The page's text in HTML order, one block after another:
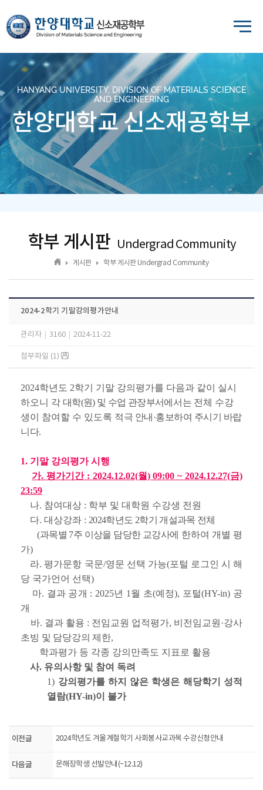
HANYANG UNIVERSITY, DIVISION OF MATERIALS SCIENCE
AND ENGINEERING
한양대학교 신소재공학부
학부 게시판 Undergrad Community
게시판 학부 게시판 Undergrad Community
2024-2학기 기말강의평가안내
관리자 3160 2024-11-22
첨부파일 (1)
2024학년도 2학기 기말 강의평가를 다음과 같이 실시
하오니 각 대학(원) 및 수업 관장부서에서는 전체 수강
생이 참여할 수 있도록 적극 안내 ·홍보하여 주시기 바랍
니다.
1. 기말 강의평가 시행
가. 평가기간 : 2024.12.02(월) 09:00 ~ 2024.12.27(금)
23:59
나. 참여대상 : 학부 및 대학원 수강생 전원
다. 대상강좌 : 2024학년도 2학기 개설과목 전체
(과목별 7주 이상을 담당한 교강사에 한하여 개별 평
가)
라. 평가문항 국문/영문 선택 가능(포털 로그인 시 해
당 국가언어 선택)
마. 결과 공개 : 2025년 1월 초(예정), 포털(HY-in) 공
개
바. 결과 활용 : 전임교원 업적평가, 비전임교원 ·강사
초빙 및 담당강의 제한,
학과평가 등 각종 강의만족도 지표로 활용
사. 유의사항 및 참여 독려
1) 강의평가를 하지 않은 학생은 해당학기 성적
열람(HY-in)이 불가
이전글 2024학년도 겨울계절학기 사회봉사교과목 수강신청안내
다음글 운해장학생 선발안내(~12.12)